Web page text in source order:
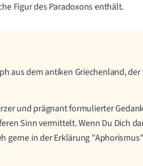
Figur des Paradoxons enthält.
aus dem antiken Griechenland, der
und prägnant formulierter
Sinn vermittelt. Wenn Du Dich
gerne in der Erklärung